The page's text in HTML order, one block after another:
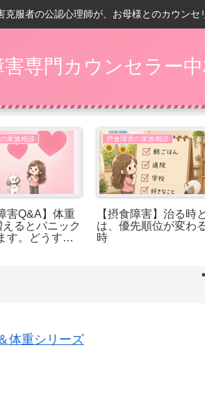
克服者の公認心理師が、お母様とのカウンセ
害専門カウンセラー
家族相談
害Q&A】体重
るとパニック
す。どうすれ
摂食障害の家族相談
【摂食障害】治る時と
は、優先順位が変わ
時
体重シリーズ